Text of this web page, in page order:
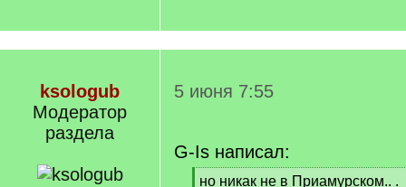
ksologub
Модератор
раздела
5 июня 7:55
G-Is написал:
[но никак не в Приамурском.. .